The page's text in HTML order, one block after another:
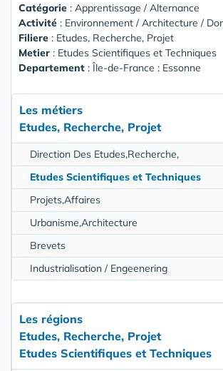
Catégorie : Apprentissage / Alternance
Activité : Environnement / Architecture /
Filiere : Etudes, Recherche, Projet
Metier : Etudes Scientifiques et Techniques
Departement : Île-de-France : Essonne
Les métiers
Etudes, Recherche, Projet
Direction Des Etudes,Recherche,
Etudes Scientifiques et Techniques
Projets,Affaires
Urbanisme,Architecture
Brevets
Industrialisation / Engeenering
Les régions
Etudes, Recherche, Projet
Etudes Scientifiques et Techniques